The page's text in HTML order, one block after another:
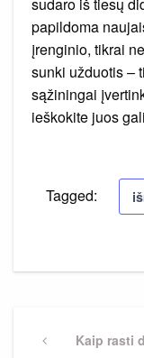
papildoma
įrenginio, tikrai
sunki užduotis –
sąžiningai
ieškokite juos
Tagged:
tarpPreviousKaip rasti